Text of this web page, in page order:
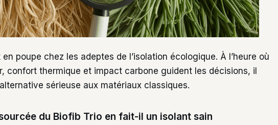
poupe chez les adeptes de l’isolation écologique. À l’heure où
confort thermique et impact carbone guident les décisions, il
sérieuse aux matériaux classiques.
du Biofib Trio en fait-il un isolant sain